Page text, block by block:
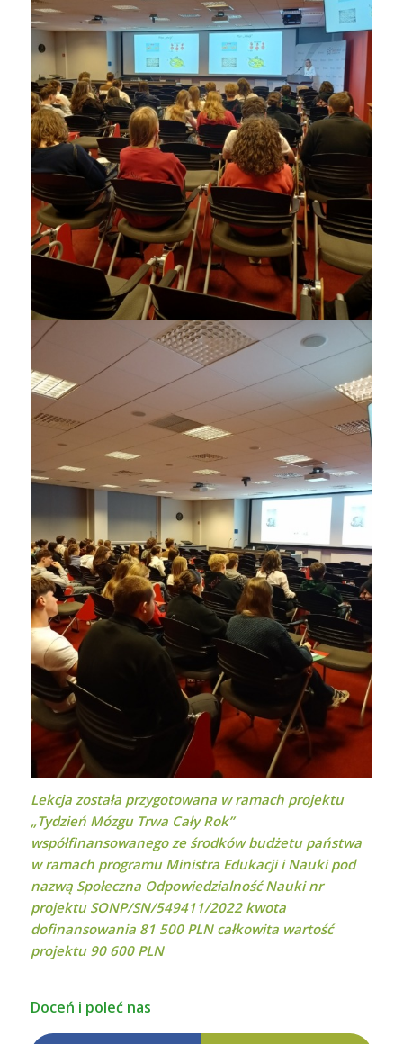
Lekcja została przygotowana w ramach projektu
„Tydzień Mózgu Trwa Cały Rok”
współfinansowanego ze środków budżetu państwa
w ramach programu Ministra Edukacji i Nauki pod
nazwą Społeczna Odpowiedzialność Nauki nr
projektu SONP/SN/549411/2022 kwota
dofinansowania 81 500 PLN całkowita wartość
projektu 90 600 PLN
Doceń i poleć nas